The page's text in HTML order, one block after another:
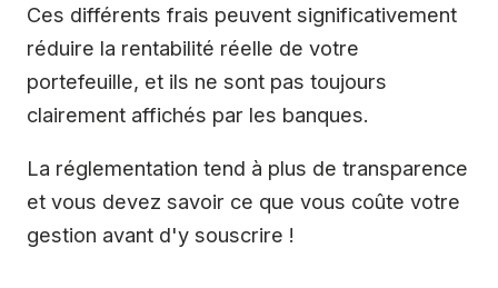
Ces différents frais peuvent significativement
réduire la rentabilité réelle de votre
portefeuille, et ils ne sont pas toujours
clairement affichés par les banques.
La réglementation tend à plus de transparence
et vous devez savoir ce que vous coûte votre
gestion avant d'y souscrire !